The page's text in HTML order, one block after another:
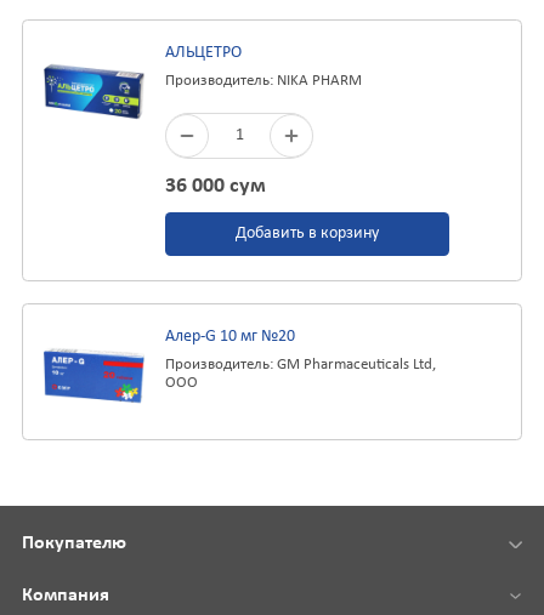
АЛЬЦЕТРО
Производитель: NIKA PHARM
1
36 000 сум
Добавить в корзину
Алер-G 10 мг №20
Производитель: GM Pharmaceuticals Ltd,
OOO
Покупателю
Компания